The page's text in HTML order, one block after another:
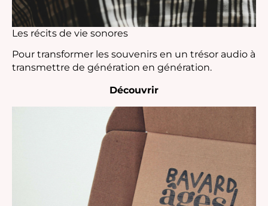
Les récits de vie sonores
Pour transformer les souvenirs en un trésor audio à
transmettre de génération en génération.
Découvrir